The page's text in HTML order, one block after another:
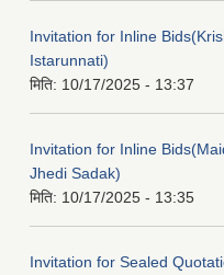
Invitation for Inline
Istarunnati)
मिति: 10/17/2025 - 13:37
Invitation for Inline
Jhedi Sadak)
मिति: 10/17/2025 - 13:35
Invitation for Sealed